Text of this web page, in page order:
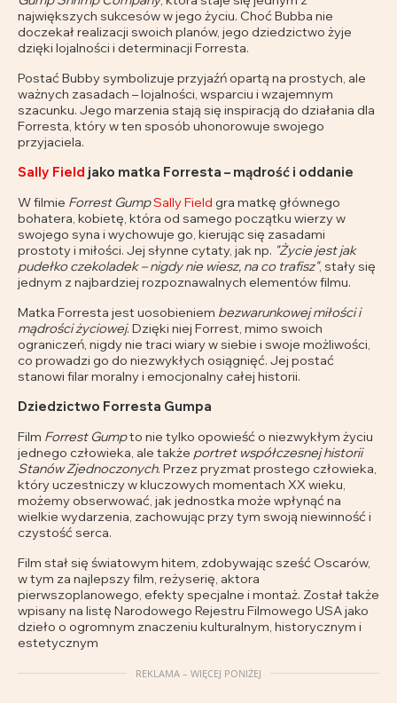
największych sukcesów w jego życiu. Choć Bubba nie
doczekał realizacji swoich planów, jego dziedzictwo żyje
dzięki lojalności i determinacji Forresta.
Postać Bubby symbolizuje przyjaźń opartą na prostych, ale
ważnych zasadach – lojalności, wsparciu i wzajemnym
szacunku. Jego marzenia stają się inspiracją do działania dla
Forresta, który w ten sposób uhonorowuje swojego
przyjaciela.
Sally Field jako matka Forresta – mądrość i oddanie
W filmie Forrest GumpSally Field gra matkę głównego
bohatera, kobietę, która od samego początku wierzy w
swojego syna i wychowuje go, kierując się zasadami
prostoty i miłości. Jej słynne cytaty, jak np. "Życie jest jak
pudełko czekoladek – nigdy nie wiesz, na co trafisz", stały się
jednym z najbardziej rozpoznawalnych elementów filmu.
Matka Forresta jest uosobieniem bezwarunkowej miłości i
mądrości życiowej. Dzięki niej Forrest, mimo swoich
ograniczeń, nigdy nie traci wiary w siebie i swoje możliwości,
co prowadzi go do niezwykłych osiągnięć. Jej postać
stanowi filar moralny i emocjonalny całej historii.
Dziedzictwo Forresta Gumpa
Film Forrest Gumpto nie tylko opowieść o niezwykłym życiu
jednego człowieka, ale także portret współczesnej historii
Stanów Zjednoczonych. Przez pryzmat prostego człowieka,
który uczestniczy w kluczowych momentach XX wieku,
możemy obserwować, jak jednostka może wpłynąć na
wielkie wydarzenia, zachowując przy tym swoją niewinność i
czystość serca.
Film stał się światowym hitem, zdobywając sześć Oscarów,
w tym za najlepszy film, reżyserię, aktora
pierwszoplanowego, efekty specjalne i montaż. Został także
wpisany na listę Narodowego Rejestru Filmowego USA jako
dzieło o ogromnym znaczeniu kulturalnym, historycznym i
estetycznym
REKLAMA – WIĘCEJ PONIŻEJ